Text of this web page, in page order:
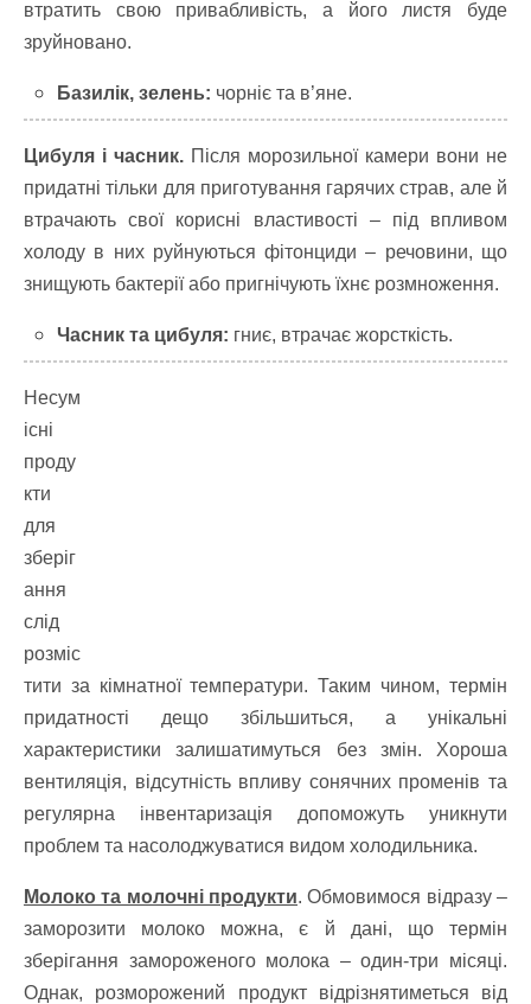
втратить свою привабливість, а його листя буде
зруйновано.
Базилік, зелень: чорніє та в’яне.
Цибуля і часник. Після морозильної камери вони не
придатні тільки для приготування гарячих страв, але й
втрачають свої корисні властивості – під впливом
холоду в них руйнуються фітонциди – речовини, що
знищують бактерії або пригнічують їхнє розмноження.
Часник та цибуля: гниє, втрачає жорсткість.
Несум
існі
проду
кти
для
зберіг
ання
слід
розміс
тити за кімнатної температури. Таким чином, термін
придатності дещо збільшиться, а унікальні
характеристики залишатимуться без змін. Хороша
вентиляція, відсутність впливу сонячних променів та
регулярна інвентаризація допоможуть уникнути
проблем та насолоджуватися видом холодильника.
Молоко та молочні продукти. Обмовимося відразу –
заморозити молоко можна, є й дані, що термін
зберігання замороженого молока – один-три місяці.
Однак, розморожений продукт відрізнятиметься від